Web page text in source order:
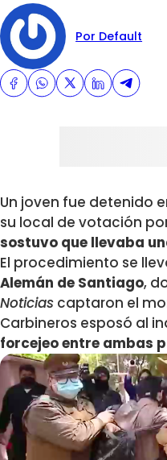
Por Default
Un joven fue detenido
su local de votación
sostuvo que llevaba
El procedimiento se
Alemán de Santiago,
Noticias captaron el
Carbineros esposó al
forcejeo entre ambas